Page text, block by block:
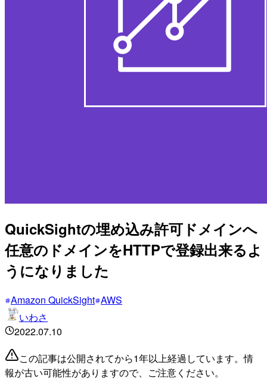
QuickSightの埋め込み許可ドメインへ
任意のドメインをHTTPで登録出来るよ
うになりました
Amazon QuickSight AWS
いわさ
2022.07.10
この記事は公開されてから1年以上経過しています。情
報が古い可能性がありますので、ご注意ください。